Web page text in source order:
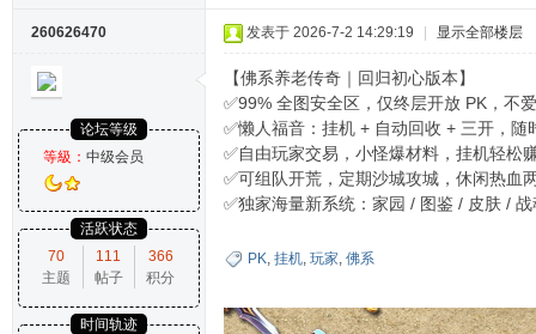
坛
260626470
论坛等级
等級： 中级会员
活跃状态
70
主题
111
帖子
366
积分
时间轨迹
发表于 2026-7-2 14:29:19 显示全部楼层
【佛系养老传奇｜回归初心版本】
✅99% 全图安全区，仅终层开放 PK，不
✅懒人福音：挂机 + 自动回收 + 三开，随
✅自由玩家交易，小怪爆材料，挂机轻松
✅可组队开荒，定期沙城攻城，休闲热血
✅独家海量新系统：家园 / 图鉴 / 皮肤 /
PK, 挂机, 玩家, 佛系